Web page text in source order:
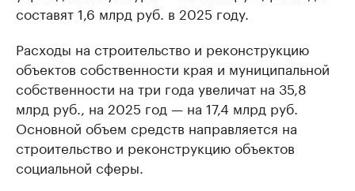
составят 1,6 млрд руб. в 2025 году.
Расходы на строительство и реконструкцию
объектов собственности края и муниципальной
собственности на три года увеличат на 35,8
млрд руб., на 2025 год — на 17,4 млрд руб.
Основной объем средств направляется на
строительство и реконструкцию объектов
социальной сферы.